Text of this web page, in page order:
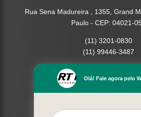
Rua Sena Madureira , 1355, Grand
Paulo - CEP: 04021-
(11) 3201-0830
(11) 99446-3487
Empresa
Missão
Olá! Fale agora pelo